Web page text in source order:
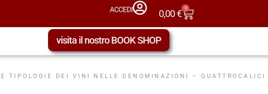
ACCEDI 0,00€ 0
visita il nostro BOOK SHOP
TIPOLOGIE DEI VINI NELLE DENOMINAZIONI – QUATTROCALICI